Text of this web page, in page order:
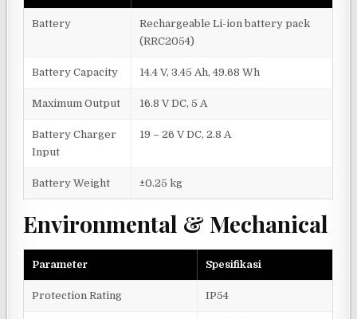
Battery
Rechargeable Li-ion battery pack
(RRC2054)
Battery Capacity 14.4 V, 3.45 Ah, 49.68 Wh
Maximum Output 16.8 V DC, 5 A
Battery Charger
Input
19 – 26 V DC, 2.8 A
Battery Weight ±0.25 kg
Environmental & Mechanical
Parameter Spesifikasi
Protection Rating IP54